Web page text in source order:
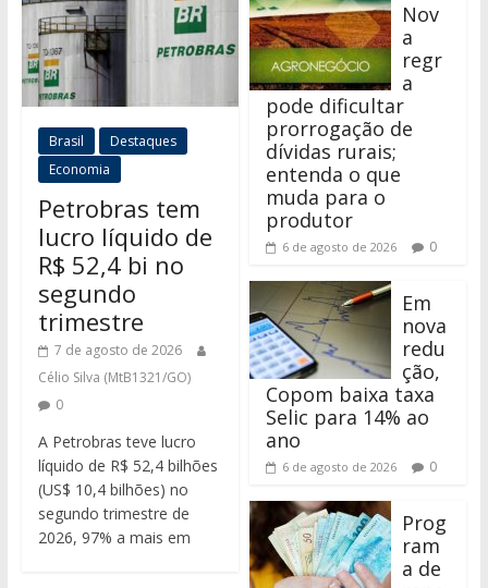
Brasil
Destaques
Economia
Petrobras tem
lucro líquido de
R$ 52,4 bi no
segundo
trimestre
7 de agosto de 2026
Célio Silva (MtB1321/GO)
0
A Petrobras teve lucro
líquido de R$ 52,4 bilhões
(US$ 10,4 bilhões) no
segundo trimestre de
2026, 97% a mais em
Nov
a
regr
a
pode dificultar
prorrogação de
dívidas rurais;
entenda o que
muda para o
produtor
6 de agosto de 2026 0
Em
nova
redu
ção,
Copom baixa taxa
Selic para 14% ao
ano
6 de agosto de 2026 0
Prog
ram
a de